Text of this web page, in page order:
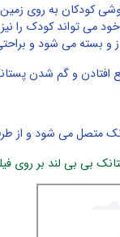
کودکان به روی زمین
می تواند کودک را
و بسته می شود و
افتادن و گم شدن
متصل می شود و از
بی بی لند بر روی